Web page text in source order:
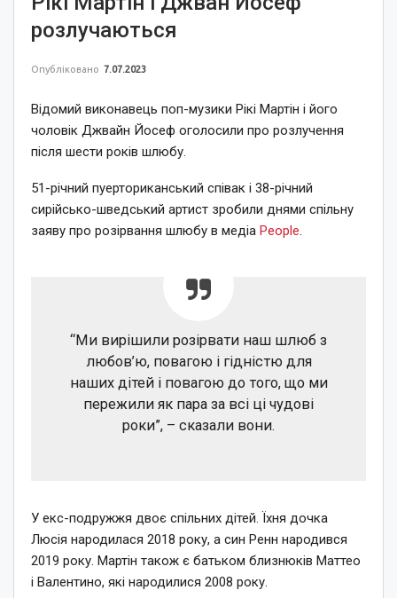
розлучаються
Опубліковано 7.07.2023
Відомий виконавець поп-музики Рікі Мартін і його
чоловік Джвайн Йосеф оголосили про розлучення
після шести років шлюбу.
51-річний пуерториканський співак і 38-річний
сирійсько-шведський артист зробили днями спільну
заяву про розірвання шлюбу в медіа People.
“Ми вирішили розірвати наш шлюб з
любов’ю, повагою і гідністю для
наших дітей і повагою до того, що ми
пережили як пара за всі ці чудові
роки”, – сказали вони.
У екс-подружжя двоє спільних дітей. Їхня дочка
Люсія народилася 2018 року, а син Ренн народився
2019 року. Мартін також є батьком близнюків Маттео
і Валентино, які народилися 2008 року.